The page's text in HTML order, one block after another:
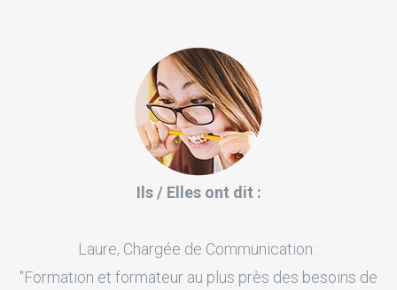
Ils / Elles ont dit :
Laure, Chargée de Communication :
"Formation et formateur au plus près des besoins de